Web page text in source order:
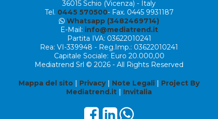
36015 Schio (Vicenza) - Italy
Tel. 0445 570500- Fax. 0445 9931187
Whatsapp (3482469714)
E-Mail: info@mediatrend.it
Partita IVA: 03622010241
Rea: VI-339948 - Reg.Imp.: 03622010241
Capitale Sociale: Euro 20.000,00
Mediatrend Srl © 2026 - All Rights Reserved
Mappa del sito | Privacy| Note Legali | Project By
Mediatrend.it | Invitalia